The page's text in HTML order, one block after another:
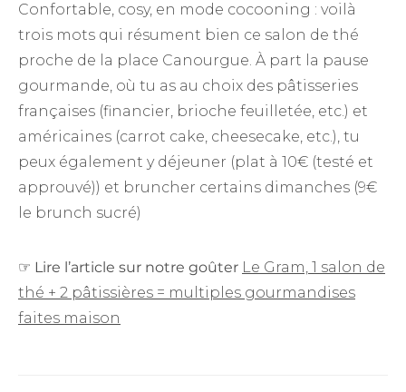
Confortable, cosy, en mode cocooning : voilà
trois mots qui résument bien ce salon de thé
proche de la place Canourgue. À part la pause
gourmande, où tu as au choix des pâtisseries
françaises (financier, brioche feuilletée, etc.) et
américaines (carrot cake, cheesecake, etc.), tu
peux également y déjeuner (plat à 10€ (testé et
approuvé)) et bruncher certains dimanches (9€
le brunch sucré)
☞ Lire l’article sur notre goûter Le Gram, 1 salon de
thé + 2 pâtissières = multiples gourmandises
faites maison